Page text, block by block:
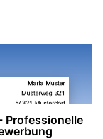
Professionelle